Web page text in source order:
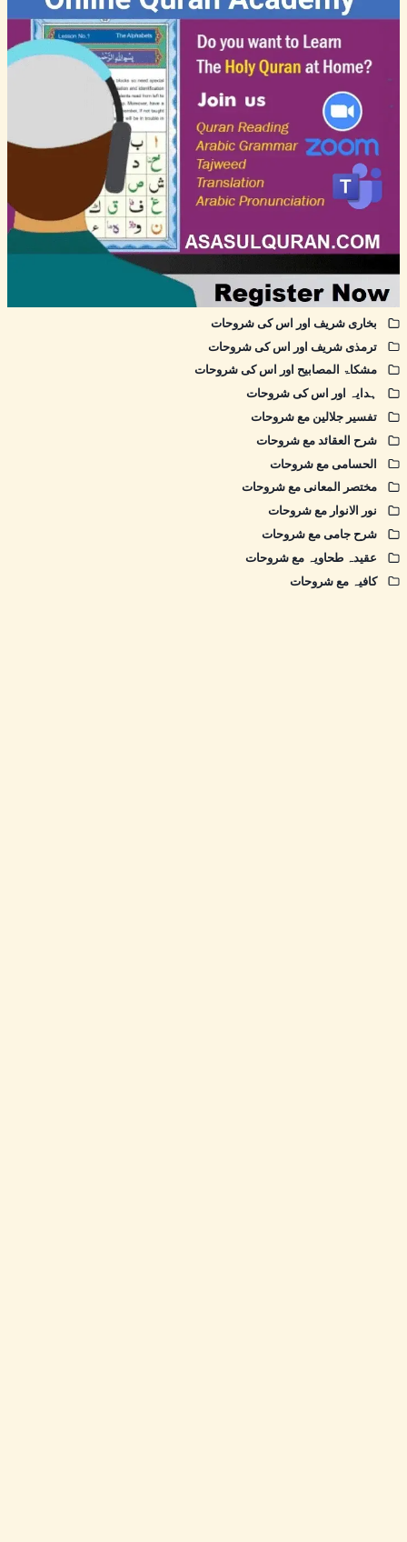
بخاری شریف اور اس کی شروحات
ترمذی شریف اور اس کی شروحات
مشکاۃ المصابیح اور اس کی شروحات
ہدایہ اور اس کی شروحات
تفسیر جلالین مع شروحات
شرح العقائد مع شروحات
الحسامی مع شروحات
مختصر المعانی مع شروحات
نور الانوار مع شروحات
شرح جامی مع شروحات
عقیدہ طحاویہ مع شروحات
کافیہ مع شروحات